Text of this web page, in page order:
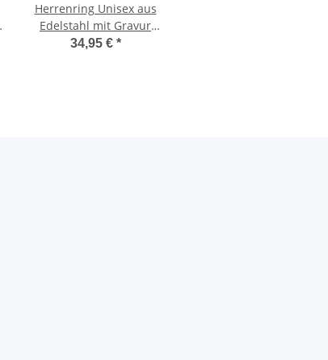
Herrenring Unisex aus
Edelstahl mit Gravur
E027
34,95 € *